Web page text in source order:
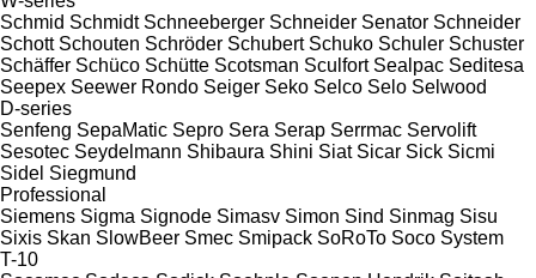
Schmid Schmidt Schneeberger Schneider Senator Schneider
Schott Schouten Schröder Schubert Schuko Schuler Schuster
Schäffer Schüco Schütte Scotsman Sculfort Sealpac Seditesa
Seepex Seewer Rondo Seiger Seko Selco Selo Selwood
D-series
Senfeng SepaMatic Sepro Sera Serap Serrmac Servolift
Sesotec Seydelmann Shibaura Shini Siat Sicar Sick Sicmi
Sidel Siegmund
Professional
Siemens Sigma Signode Simasv Simon Sind Sinmag Sisu
Sixis Skan SlowBeer Smec Smipack SoRoTo Soco System
T-10